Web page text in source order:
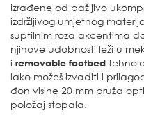
Izrađene od pažljivo
izdržljivog umjetnog
suptilnim roza akcentima
njihove udobnosti leži u
i removable footbed
lako možeš izvaditi i
đon visine 20 mm pruža
položaj stopala.